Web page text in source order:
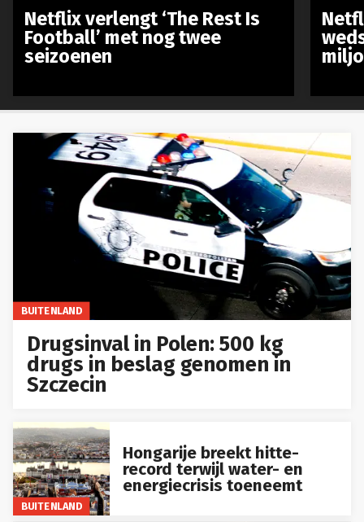
BUITENLAND
Drugsinval in Polen: 500 kg
drugs in beslag genomen in
Szczecin
BUITENLAND
record terwijl water- en
energiecrisis toeneemt
Netflix verlengt ‘The Rest Is
Football’ met nog twee
seizoenen